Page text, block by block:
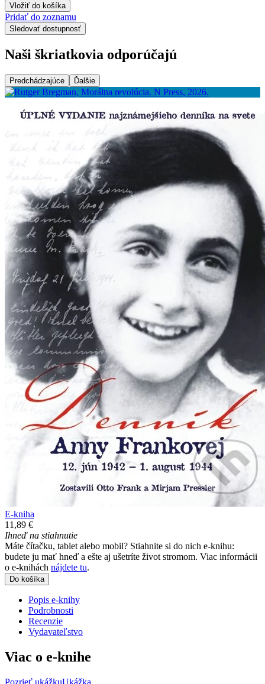
Vložiť do košíka
Pridať do zoznamu
Sledovať dostupnosť
Naši škriatkovia odporúčajú
Predchádzajúce Ďalšie
E-kniha
11,89 €
Ihneď na stiahnutie
Máte čítačku, tablet alebo mobil? Stiahnite si do nich e-knihu:
budete ju mať hneď a ešte aj ušetríte život stromom. Viac informácii
o e-knihách nájdete tu.
Do košíka
Popis e-knihy
Podrobnosti
Recenzie
Vydavateľstvo
Viac o e-knihe
Pozrieť ukážkuUkážka